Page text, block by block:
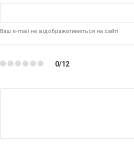
Ваш e-mail не відображатиметься на сайті
0/12